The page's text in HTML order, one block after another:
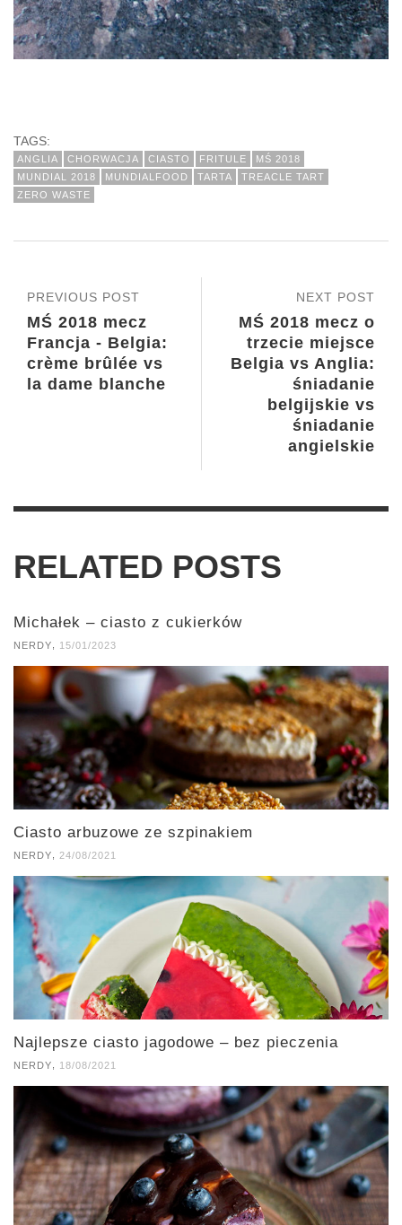
TAGS:
ANGLIA CHORWACJA CIASTO FRITULE
MŚ 2018
MUNDIAL 2018
MUNDIALFOOD TARTA
TREACLE TART
ZERO WASTE
NEXT POST
MŚ 2018 mecz o
trzecie miejsce
Belgia vs Anglia:
śniadanie
belgijskie vs
śniadanie
angielskie
PREVIOUS POST
MŚ 2018 mecz
Francja - Belgia:
crème brûlée vs
la dame blanche
RELATED POSTS
Michałek – ciasto z cukierków
NERDY 15/01/2023
Ciasto arbuzowe ze szpinakiem
NERDY 24/08/2021
Najlepsze ciasto jagodowe – bez pieczenia
NERDY 18/08/2021